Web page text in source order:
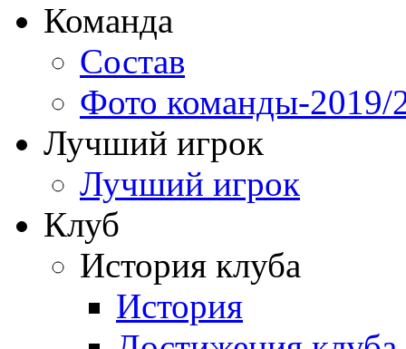
Команда
Состав
Фото команды-2019/
Лучший игрок
Лучший игрок
Клуб
История клуба
История